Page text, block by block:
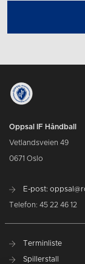
Oppsal IF Håndball
Vetlandsveien 49
0671 Oslo
E-post:
Telefon: 45 22 46 12
Terminliste
Spillerstall